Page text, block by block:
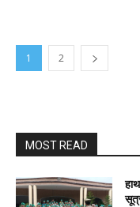
1 2
MOST READ